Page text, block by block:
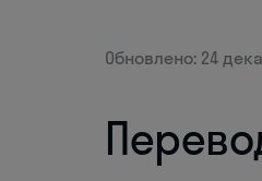
Обновлено: 24